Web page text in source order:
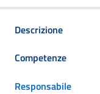
Descrizione
Competenze
Responsabile